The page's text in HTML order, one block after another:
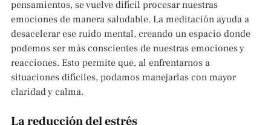
pensamientos, se vuelve difícil procesar nuestras
emociones de manera saludable. La meditación ayuda a
desacelerar ese ruido mental, creando un espacio donde
podemos ser más conscientes de nuestras emociones y
reacciones. Esto permite que, al enfrentarnos a
situaciones difíciles, podamos manejarlas con mayor
claridad y calma.
La reducción del estrés